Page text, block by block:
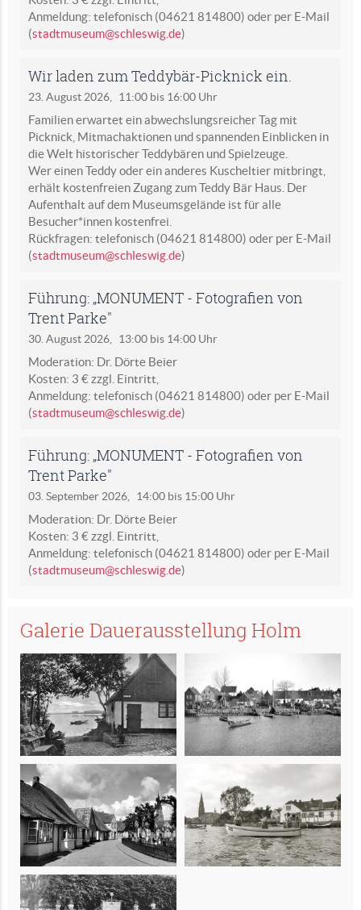
Anmeldung: telefonisch (04621 814800) oder per E-Mail
(stadtmuseum@schleswig.de)
Wir laden zum Teddybär-Picknick ein.
23. August 2026, 11:00 bis 16:00 Uhr
Familien erwartet ein abwechslungsreicher Tag mit
Picknick, Mitmachaktionen und spannenden Einblicken in
die Welt historischer Teddybären und Spielzeuge.
Wer einen Teddy oder ein anderes Kuscheltier mitbringt,
erhält kostenfreien Zugang zum Teddy Bär Haus. Der
Aufenthalt auf dem Museumsgelände ist für alle
Besucher*innen kostenfrei.
Rückfragen: telefonisch (04621 814800) oder per E-Mail
(stadtmuseum@schleswig.de)
Führung: „MONUMENT - Fotografien von
Trent Parke"
30. August 2026, 13:00 bis 14:00 Uhr
Moderation: Dr. Dörte Beier
Kosten: 3 € zzgl. Eintritt,
Anmeldung: telefonisch (04621 814800) oder per E-Mail
(stadtmuseum@schleswig.de)
Führung: „MONUMENT - Fotografien von
Trent Parke"
03. September 2026, 14:00 bis 15:00 Uhr
Moderation: Dr. Dörte Beier
Kosten: 3 € zzgl. Eintritt,
Anmeldung: telefonisch (04621 814800) oder per E-Mail
(stadtmuseum@schleswig.de)
Galerie Dauerausstellung Holm